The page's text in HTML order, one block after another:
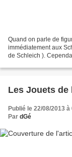
Quand on parle de
immédiatement aux
de Schleich ).
Les Jouets de
Publié le 22/08/2013 à
Par dGé